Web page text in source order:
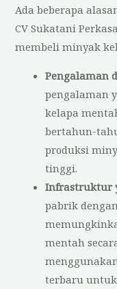
Ada beberapa
CV Sukatani
membeli minyak
Pengalaman
pengalaman
kelapa
bertahun-
produksi
tinggi.
Infrastruktur
pabrik
mentah
terbaru